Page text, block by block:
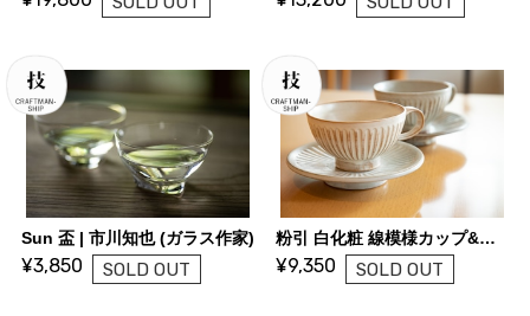
Sun 盃 | 市川知也 (ガラス作家)
¥3,850 SOLD OUT
粉引 白化粧 線模様カップ&ソーサー | 金京徳 (陶芸家)
¥9,350 SOLD OUT